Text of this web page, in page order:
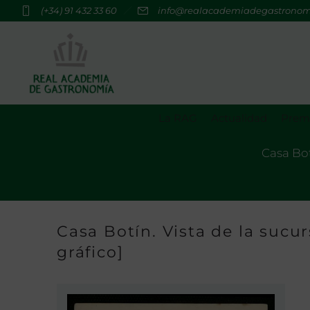
(+34) 91 432 33 60
Casa
Casa Botín. Vista de la
gráfico]